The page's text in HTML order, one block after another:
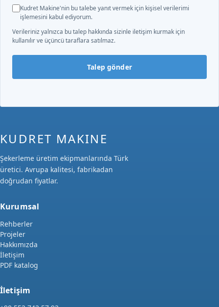
Kudret Makine'nin bu talebe yanıt vermek için kişisel verilerimi
işlemesini kabul ediyorum.
Verileriniz yalnızca bu talep hakkında sizinle iletişim kurmak için
kullanılır ve üçüncü taraflara satılmaz.
Talep gönder
KUDRET MAKINE
Şekerleme üretim ekipmanlarında Türk
üretici. Avrupa kalitesi, fabrikadan
doğrudan fiyatlar.
Kurumsal
Rehberler
Projeler
Hakkımızda
İletişim
PDF katalog
İletişim